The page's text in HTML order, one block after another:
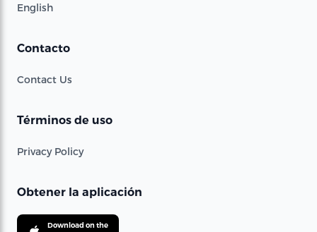
English
Contacto
Contact Us
Términos de uso
Privacy Policy
Obtener la aplicación
Download on the